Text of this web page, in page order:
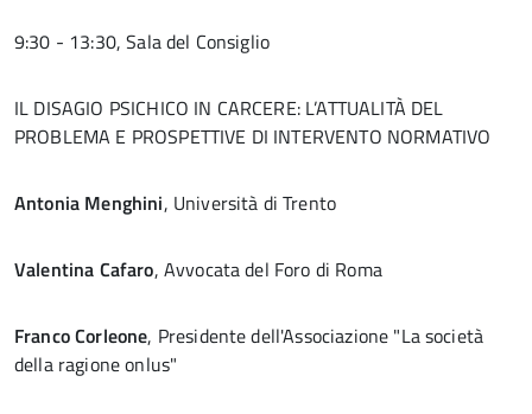
9:30 - 13:30, Sala del Consiglio
IL DISAGIO PSICHICO IN CARCERE: L’ATTUALITÀ DEL
PROBLEMA E PROSPETTIVE DI INTERVENTO NORMATIVO
Antonia Menghini, Università di Trento
Valentina Cafaro, Avvocata del Foro di Roma
Franco Corleone, Presidente dell'Associazione "La società
della ragione onlus"